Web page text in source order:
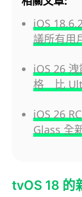
iOS
議所有用
iOS 26
格 比
iOS 26
Glass 全
tvOS 18 的